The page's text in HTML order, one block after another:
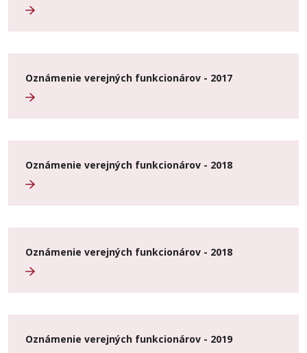
Oznámenie verejných funkcionárov - 2017
Oznámenie verejných funkcionárov - 2018
Oznámenie verejných funkcionárov - 2018
Oznámenie verejných funkcionárov - 2019